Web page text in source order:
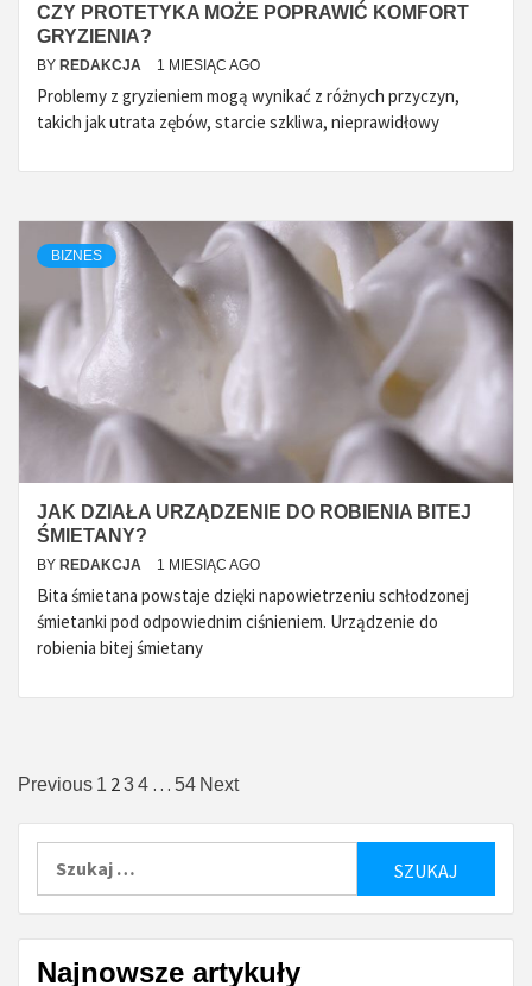
CZY PROTETYKA MOŻE POPRAWIĆ KOMFORT
GRYZIENIA?
BY REDAKCJA 1 MIESIĄC AGO
Problemy z gryzieniem mogą wynikać z różnych przyczyn,
takich jak utrata zębów, starcie szkliwa, nieprawidłowy
BIZNES
JAK DZIAŁA URZĄDZENIE DO ROBIENIA BITEJ
ŚMIETANY?
BY REDAKCJA 1 MIESIĄC AGO
Bita śmietana powstaje dzięki napowietrzeniu schłodzonej
śmietanki pod odpowiednim ciśnieniem. Urządzenie do
robienia bitej śmietany
Stronicowanie
wpisów
Previous 1 2 34 … 54 Next
Najnowsze artykuły